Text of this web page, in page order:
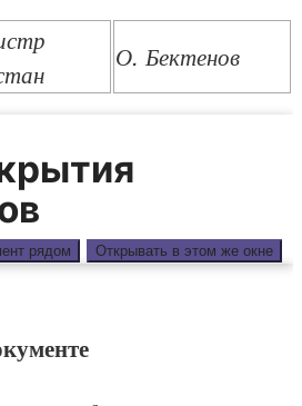
О. Бектенов
рядом Открывать в этом же окне